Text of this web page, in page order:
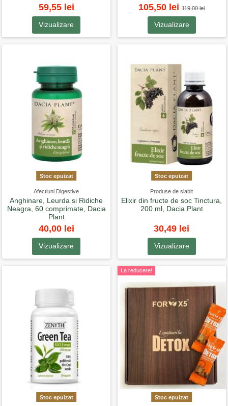
59,55 lei
Vizualizare
105,50 lei119,00 lei
Vizualizare
Stoc epuizat
Afectiuni Digestive
Anghinare, Leurda si Ridiche
Neagra, 60 comprimate, Dacia
Plant
40,00 lei
Vizualizare
Stoc epuizat
Produse de slabit
Elixir din fructe de soc Tinctura,
200 ml, Dacia Plant
30,49 lei
Vizualizare
Stoc epuizat
La reducere!
Stoc epuizat